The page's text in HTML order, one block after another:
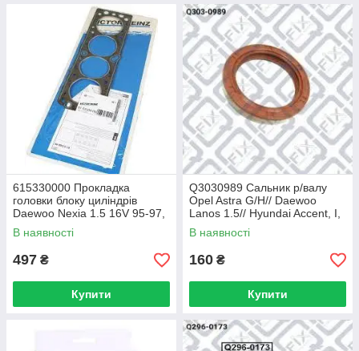
615330000 Прокладка
головки блоку циліндрів
Daewoo Nexia 1.5 16V 95-97,
Ø78,00 m
В наявності
497 ₴
Купити
Q3030989 Сальник р/валу
Opel Astra G/H// Daewoo
Lanos 1.5// Hyundai Accent, I,
II, Coupe, Matrix, S Coupe
1.3-1.6
В наявності
160 ₴
Купити